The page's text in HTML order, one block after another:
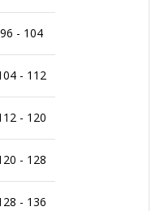
96 - 104
- 112
- 120
- 128
- 136